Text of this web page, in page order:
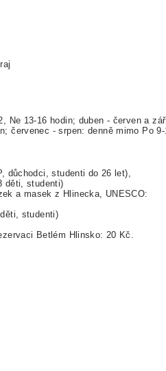
Ne 13-16 hodin; duben - červen a
červenec - srpen: denně mimo Po 9-
důchodci, studenti do 26 let),
děti, studenti)
a masek z Hlinecka, UNESCO:
studenti)
Betlém Hlinsko: 20 Kč.